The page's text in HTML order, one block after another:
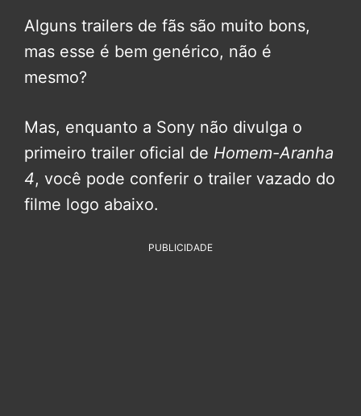
Alguns trailers de fãs são muito bons,
mas esse é bem genérico, não é
mesmo?
Mas, enquanto a Sony não divulga o
primeiro trailer oficial de Homem-Aranha
4, você pode conferir o trailer vazado do
filme logo abaixo.
PUBLICIDADE